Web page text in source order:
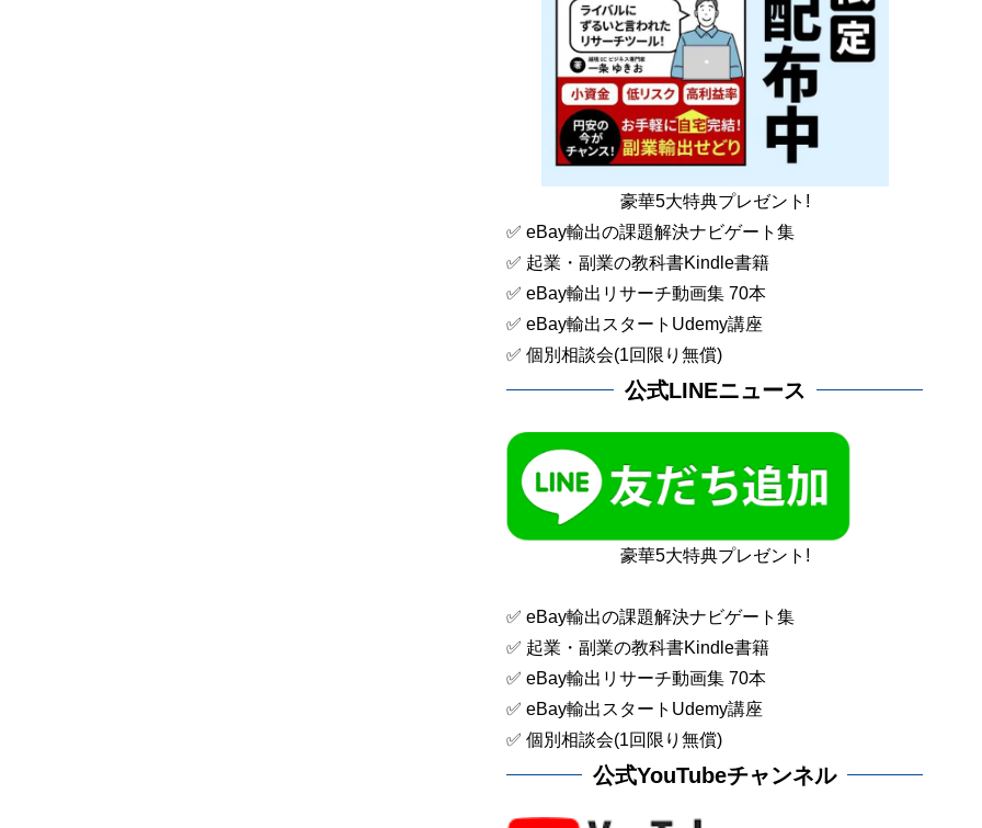
豪華5大特典プレゼント!
✅ eBay輸出の課題解決ナビゲート集
✅ 起業・副業の教科書Kindle書籍
✅ eBay輸出リサーチ動画集 70本
✅ eBay輸出スタートUdemy講座
✅ 個別相談会(1回限り無償)
公式LINEニュース
豪華5大特典プレゼント!
✅ eBay輸出の課題解決ナビゲート集
✅ 起業・副業の教科書Kindle書籍
✅ eBay輸出リサーチ動画集 70本
✅ eBay輸出スタートUdemy講座
✅ 個別相談会(1回限り無償)
公式YouTubeチャンネル